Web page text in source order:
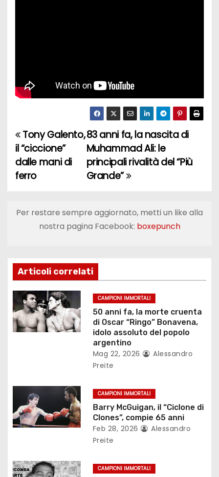
N
a
v
g
z
i
o
n
r
t
i
o
83 anni fa, la nascita di
Muhammad Ali: le
principali rivalità del “Più
Grande”
Tony Galento,
il “ciccione”
dalle mani di
ferro
Per restare sempre aggiornato, metti un like alla
nostra pagina Facebook: boxepunch
Articoli correlati
CAMPIONI IMMORTALI
50 anni fa, la morte cruenta
di Oscar “Ringo” Bonavena,
idolo assoluto del popolo
argentino
Mag 22, 2026
Alessandro
Preite
CAMPIONI IMMORTALI
Barry McGuigan, il “Ciclone di
Clones”, compie 65 anni
Feb 28, 2026
Alessandro
Preite
CAMPIONI IMMORTALI